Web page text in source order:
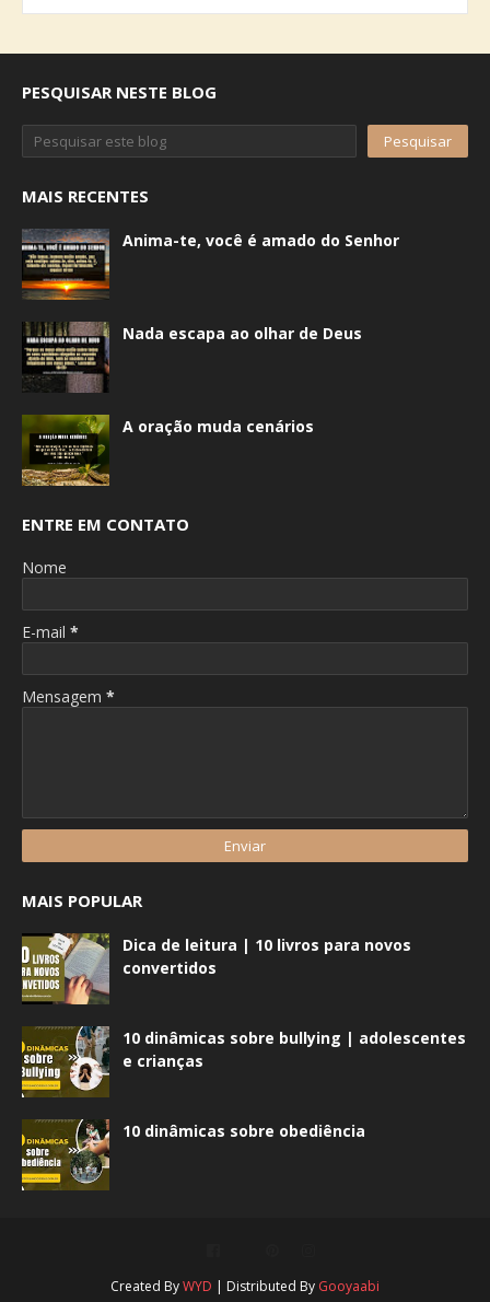
PESQUISAR NESTE BLOG
MAIS RECENTES
Anima-te, você é amado do Senhor
Nada escapa ao olhar de Deus
A oração muda cenários
ENTRE EM CONTATO
Nome
E-mail *
Mensagem *
MAIS POPULAR
Dica de leitura | 10 livros para novos
convertidos
10 dinâmicas sobre bullying | adolescentes
e crianças
10 dinâmicas sobre obediência
Created ByWYD | Distributed By Gooyaabi